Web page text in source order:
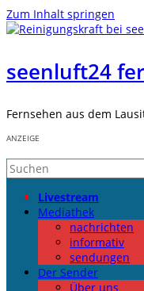
Zum Inhalt springen
seenluft24
Fernsehen aus dem
ANZEIGE
Livestream
Mediathek
nachrichten
informativ
sendungen
Der Sender
Über uns